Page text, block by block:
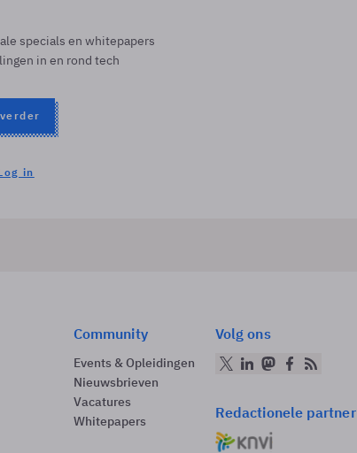
specials en whitepapers
in en rond tech
in
Community
Events & Opleidingen
Nieuwsbrieven
Vacatures
Whitepapers
Volg ons
Redactionele partner